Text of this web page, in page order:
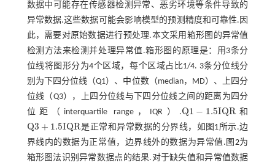
数据中可能存在传感器检测异常、恶劣环境等条件导致的
异常数据.这些数据可能会影响模型的预测精度和可靠性.因
此，需要对原始数据进行预处理.本文采用箱形图的异常值
检测方法来检测并处理异常值.箱形图的原理是：用3条分
位线将图形分为4个区域，每个区域占比1/4. 3条分位线分
别为下四分位线（Q1）、中位数（median，MD）、上四分
位线（Q3），上四分位线与下四分位线之间的距离为四分
位距（interquartile range，IQR）.Q1 − 1.5IQR
Q1- 1.5 IQR 和
Q3 + 1.5IQR
Q3+ 1.5IQR 是正常和异常数据的分界线，如 图1所示.边
界线内的数据为正常值，边界线外的数据为异常值. 图2为
箱形图法识别异常数据点的结果.对于缺失值和异常值数据